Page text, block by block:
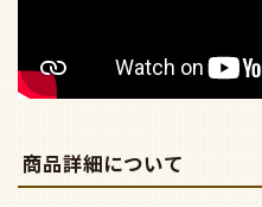
商品詳細について